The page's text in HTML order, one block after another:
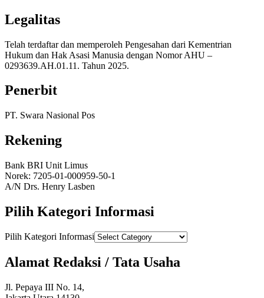
Legalitas
Telah terdaftar dan memperoleh Pengesahan dari Kementrian
Hukum dan Hak Asasi Manusia dengan Nomor AHU –
0293639.AH.01.11. Tahun 2025.
Penerbit
PT. Swara Nasional Pos
Rekening
Bank BRI Unit Limus
Norek: 7205-01-000959-50-1
A/N Drs. Henry Lasben
Pilih Kategori Informasi
Pilih Kategori Informasi
Alamat Redaksi / Tata Usaha
Jl. Pepaya III No. 14,